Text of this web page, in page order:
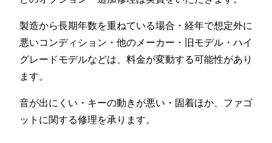
製造から長期年数を重ねている場合・経年で想定外に
悪いコンディション・他のメーカー・旧モデル・ハイ
グレードモデルなどは、料金が変動する可能性があり
ます。
音が出にくい・キーの動きが悪い・固着ほか、ファゴ
ットに関する修理を承ります。